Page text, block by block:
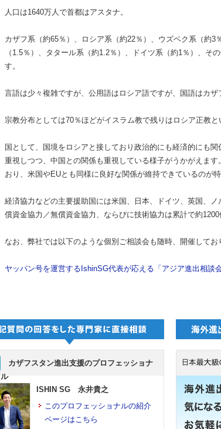
人口は1640万人で首都はアスタナ。
カザフ系（約65％）、ロシア系（約22％）、ウズベク系（約
（1.5％）、タタール系（約1.2％）、ドイツ系（約1％）、そ
す。
言語は少々複雑ですが、公用語はロシア語ですが、国語はカザ
宗教分布としては70％ほどがイスラム教で残りはロシア正教と
国として、国境をロシアと接しており政治的にも経済的にも
重視しつつ、中国との関係も重視している様子がうかがえま
おり、米国やEUとも同様に良好な関係が維持できているのが特
経済協力などの主要援助国には米国、日本、ドイツ、英国、
償資金協力／無償資金協力、ならびに技術協力は累計で約
なお、弊社では以下のような個別ご相談会も随時、開催してお
ヤッパン号を運営するIshinSG代表が応える「アジア進出相談会
カザフスタン進出支援のプロフェッショナ
ル
ISHIN SG 永井貴之
このプロフェッショナルの紹介
ページはこちら